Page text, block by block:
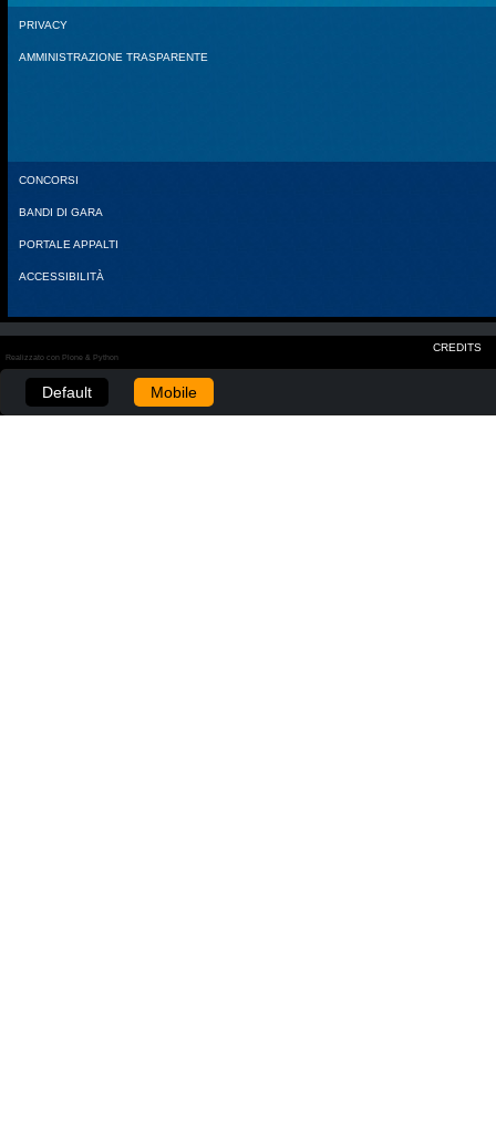
PRIVACY
AMMINISTRAZIONE TRASPARENTE
CONCORSI
BANDI DI GARA
PORTALE APPALTI
ACCESSIBILITÀ
CREDITS
Realizzato con Plone & Python
Default Mobile